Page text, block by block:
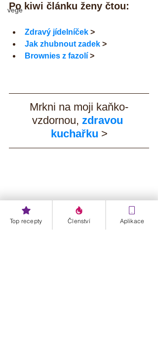
vege
Po kiwi článku ženy čtou:
Zdravý jídelníček >
Jak zhubnout zadek >
Brownies z fazolí >
Mrkni na moji kaňko-
vzdornou, zdravou
kuchařku >
Top recepty Členství Aplikace